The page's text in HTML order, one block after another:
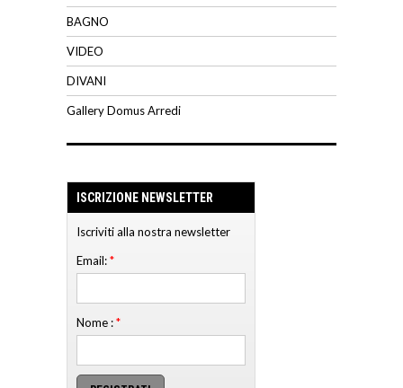
BAGNO
VIDEO
DIVANI
Gallery Domus Arredi
ISCRIZIONE NEWSLETTER
Iscriviti alla nostra newsletter
Email:*
Nome :*